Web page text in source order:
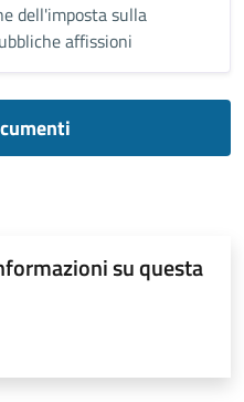
dell'imposta sulla
affissioni
su questa
su 5